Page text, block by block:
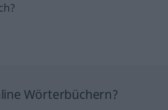
Wörterbüchern?